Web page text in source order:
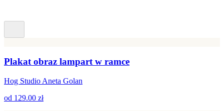
Plakat obraz lampart w ramce
Hog Studio Aneta Golan
od 129.00 zł